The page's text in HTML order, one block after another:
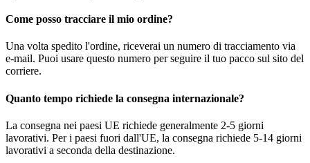
Come posso tracciare il mio ordine?
Una volta spedito l'ordine, riceverai un numero di tracciamento via
e-mail. Puoi usare questo numero per seguire il tuo pacco sul sito del
corriere.
Quanto tempo richiede la consegna internazionale?
La consegna nei paesi UE richiede generalmente 2-5 giorni
lavorativi. Per i paesi fuori dall'UE, la consegna richiede 5-14 giorni
lavorativi a seconda della destinazione.